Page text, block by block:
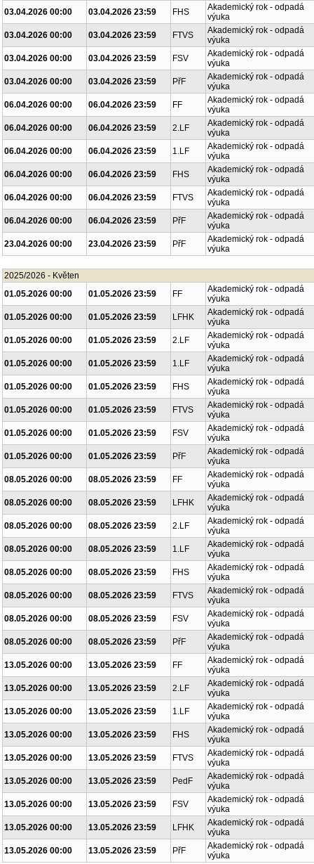
03.04.2026 00:00 03.04.2026 23:59 FHS
Akademický rok - odpadá
výuka
03.04.2026 00:00
03.04.2026 23:59 FTVS
Akademický rok - odpadá
výuka
03.04.2026 00:00
03.04.2026 23:59 FSV
Akademický rok - odpadá
výuka
03.04.2026 00:00
03.04.2026 23:59 PřF
Akademický rok - odpadá
výuka
06.04.2026 00:00
06.04.2026 23:59 FF
Akademický rok - odpadá
výuka
06.04.2026 00:00
06.04.2026 23:59 2.LF
Akademický rok - odpadá
výuka
06.04.2026 00:00
06.04.2026 23:59 1.LF
Akademický rok - odpadá
výuka
06.04.2026 00:00
06.04.2026 23:59 FHS
Akademický rok - odpadá
výuka
06.04.2026 00:00
06.04.2026 23:59 FTVS
Akademický rok - odpadá
výuka
06.04.2026 00:00
06.04.2026 23:59 PřF
Akademický rok - odpadá
výuka
23.04.2026 00:00
23.04.2026 23:59 PřF
Akademický rok - odpadá
výuka
2025/2026 - Květen
01.05.2026 00:00
01.05.2026 23:59 FF
Akademický rok - odpadá
výuka
01.05.2026 00:00
01.05.2026 23:59 LFHK
Akademický rok - odpadá
výuka
01.05.2026 00:00
01.05.2026 23:59 2.LF
Akademický rok - odpadá
výuka
01.05.2026 00:00
01.05.2026 23:59 1.LF
Akademický rok - odpadá
výuka
01.05.2026 00:00
01.05.2026 23:59 FHS
Akademický rok - odpadá
výuka
01.05.2026 00:00
01.05.2026 23:59 FTVS
Akademický rok - odpadá
výuka
01.05.2026 00:00
01.05.2026 23:59 FSV
Akademický rok - odpadá
výuka
01.05.2026 00:00
01.05.2026 23:59 PřF
Akademický rok - odpadá
výuka
08.05.2026 00:00
08.05.2026 23:59 FF
Akademický rok - odpadá
výuka
08.05.2026 00:00
08.05.2026 23:59 LFHK
Akademický rok - odpadá
výuka
08.05.2026 00:00
08.05.2026 23:59 2.LF
Akademický rok - odpadá
výuka
08.05.2026 00:00
08.05.2026 23:59 1.LF
Akademický rok - odpadá
výuka
08.05.2026 00:00
08.05.2026 23:59 FHS
Akademický rok - odpadá
výuka
08.05.2026 00:00
08.05.2026 23:59 FTVS
Akademický rok - odpadá
výuka
08.05.2026 00:00
08.05.2026 23:59 FSV
Akademický rok - odpadá
výuka
08.05.2026 00:00
08.05.2026 23:59 PřF
Akademický rok - odpadá
výuka
13.05.2026 00:00
13.05.2026 23:59 FF
Akademický rok - odpadá
výuka
13.05.2026 00:00
13.05.2026 23:59 2.LF
Akademický rok - odpadá
výuka
13.05.2026 00:00
13.05.2026 23:59 1.LF
Akademický rok - odpadá
výuka
13.05.2026 00:00
13.05.2026 23:59 FHS
Akademický rok - odpadá
výuka
13.05.2026 00:00
13.05.2026 23:59 FTVS
Akademický rok - odpadá
výuka
13.05.2026 00:00
13.05.2026 23:59 PedF
Akademický rok - odpadá
výuka
13.05.2026 00:00
13.05.2026 23:59 FSV
Akademický rok - odpadá
výuka
13.05.2026 00:00
13.05.2026 23:59 LFHK
Akademický rok - odpadá
výuka
13.05.2026 00:00
13.05.2026 23:59 PřF
Akademický rok - odpadá
výuka